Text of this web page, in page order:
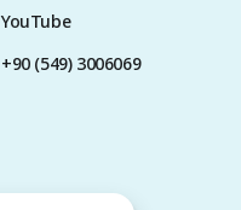
YouTube
+90 (549) 3006069